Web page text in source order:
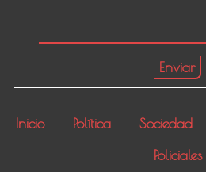
Inicio Política Sociedad
Policiales